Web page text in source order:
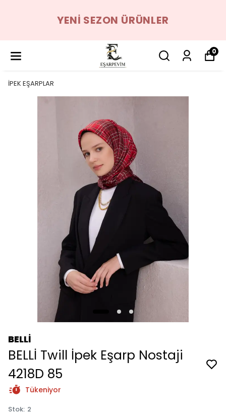
YENI SEZON ÜRÜNLER
0
İPEK EŞARPLAR
BELLİ
BELLİ Twill İpek Eşarp Nostaji
4218D 85
Tükeniyor
Stok: 2